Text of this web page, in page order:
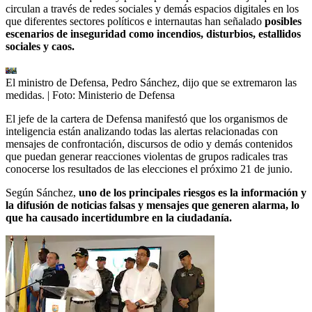
circulan a través de redes sociales y demás espacios digitales en los
que diferentes sectores políticos e internautas han señalado posibles
escenarios de inseguridad como incendios, disturbios, estallidos
sociales y caos.
El ministro de Defensa, Pedro Sánchez, dijo que se extremaron las
medidas. | Foto: Ministerio de Defensa
El jefe de la cartera de Defensa manifestó que los organismos de
inteligencia están analizando todas las alertas relacionadas con
mensajes de confrontación, discursos de odio y demás contenidos
que puedan generar reacciones violentas de grupos radicales tras
conocerse los resultados de las elecciones el próximo 21 de junio.
Según Sánchez, uno de los principales riesgos es la información y
la difusión de noticias falsas y mensajes que generen alarma, lo
que ha causado incertidumbre en la ciudadanía.